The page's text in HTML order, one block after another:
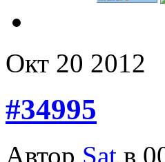
Окт 20 2012
#34995
Автор Sat в